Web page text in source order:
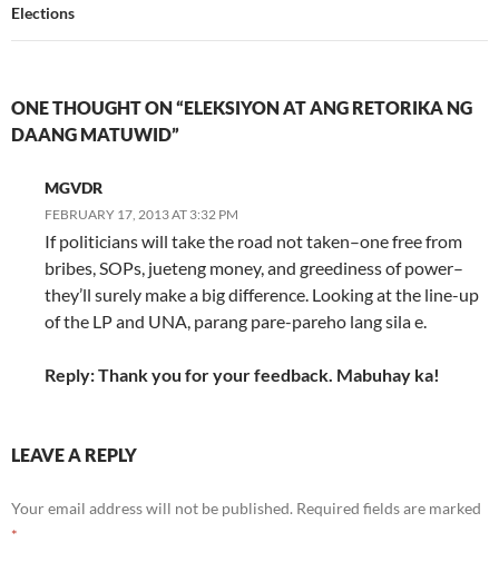
Elections
ONE THOUGHT ON “ELEKSIYON AT ANG RETORIKA NG
DAANG MATUWID”
MGVDR
FEBRUARY 17, 2013 AT 3:32 PM
If politicians will take the road not taken–one free from
bribes, SOPs, jueteng money, and greediness of power–
they’ll surely make a big difference. Looking at the line-up
of the LP and UNA, parang pare-pareho lang sila e.
Reply: Thank you for your feedback. Mabuhay ka!
LEAVE A REPLY
Your email address will not be published. Required fields are marked
*